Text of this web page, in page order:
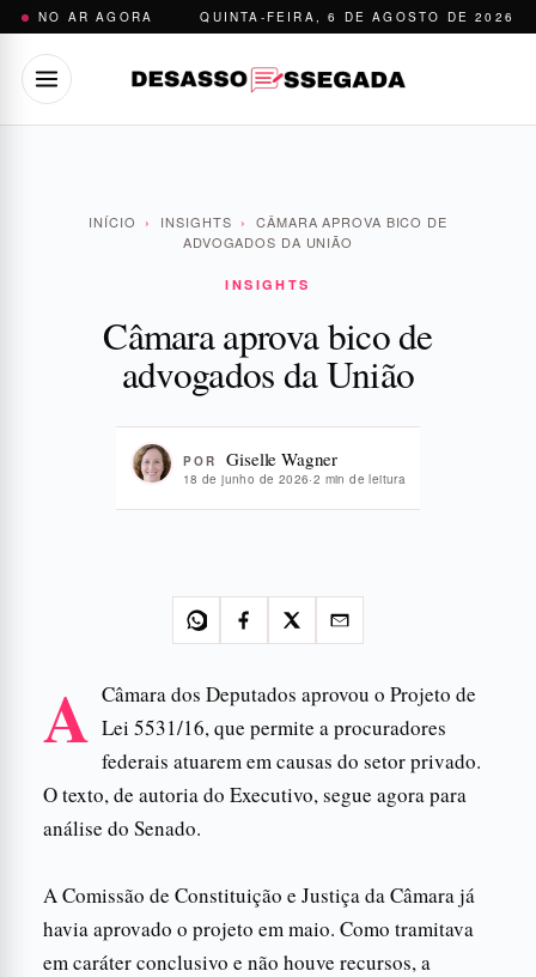
Pular
conteúdo
NO AR AGORA QUINTA-FEIRA, 6 DE AGOSTO DE 2026
INÍCIO › INSIGHTS ›
CÂMARA APROVA BICO DE
ADVOGADOS DA UNIÃO
INSIGHTS
Câmara aprova bico de
advogados da União
POR Giselle Wagner
18 de junho de 2026·2 min de leitura
A Câmara dos Deputados aprovou o Projeto de
Lei 5531/16, que permite a procuradores
federais atuarem em causas do setor privado.
O texto, de autoria do Executivo, segue agora para
análise do Senado.
A Comissão de Constituição e Justiça da Câmara já
havia aprovado o projeto em maio. Como tramitava
em caráter conclusivo e não houve recursos, a